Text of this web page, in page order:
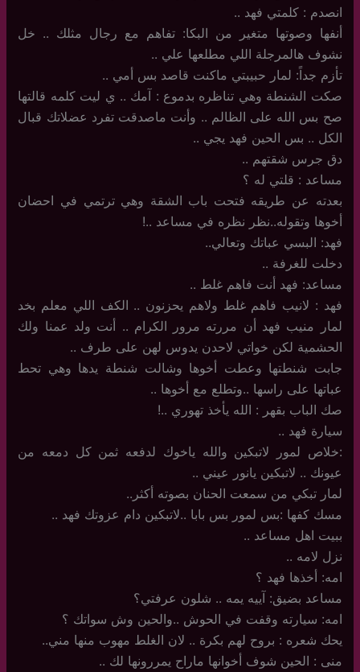
انصدم : كلمتي فهد ..
أنفها وصوتها متغير من البكا: تفاهم مع رجال مثلك .. خل
نشوف هالمرجلة اللي مطلعها علي ..
تأزم جداً: لمار حبيبتي ماكنت قاصد بس أمي ..
صكت الشنطة وهي تناظره بدموع : آمك .. ي ليت كلمه قالتها
صح بس الله على الظالم .. وأنت ماصدقت تفرد عضلاتك قبال
الكل .. بس الحين فهد يجي ..
دق جرس شقتهم ..
مساعد : قلتي له ؟
بعدته عن طريقه فتحت باب الشقة وهي ترتمي في احضان
أخوها وتقوله..نظر نظره في مساعد ..!
فهد: البسي عباتك وتعالي..
دخلت للغرفة ..
مساعد: فهد أنت فاهم غلط ..
فهد : لانيب فاهم غلط ولاهم يحزنون .. الكف اللي معلم بخد
لمار منيب فهد أن مررته مرور الكرام .. أنت ولد عمنا ولك
الحشمية لكن خواتي لاحدن يدوس لهن على طرف ..
جابت شنطتها وعطت أخوها وشالت شنطة يدها وهي تحط
عباتها على راسها ..وتطلع مع أخوها ..
صك الباب بقهر : الله يأخذ تهوري ..!
سيارة فهد ..
:خلاص لمور لاتبكين والله ياخوك لدفعه ثمن كل دمعه من
عيونك .. لاتبكين يانور عيني ..
لمار تبكي من سمعت الحنان بصوته أكثر..
مسك كفها :بس لمور بس بابا ..لاتبكين دام عزوتك فهد ..
ببيت اهل مساعد ..
نزل لامه ..
امه: أخذها فهد ؟
مساعد بضيق: آييه يمه .. شلون عرفتي؟
امه: سيارته وقفت في الحوش ..والحين وش سواتك ؟
يحك شعره : بروح لهم بكرة .. لان الغلط مهوب منها مني..
منى : الحين شوف أخوانها ماراح يمررونها لك ..